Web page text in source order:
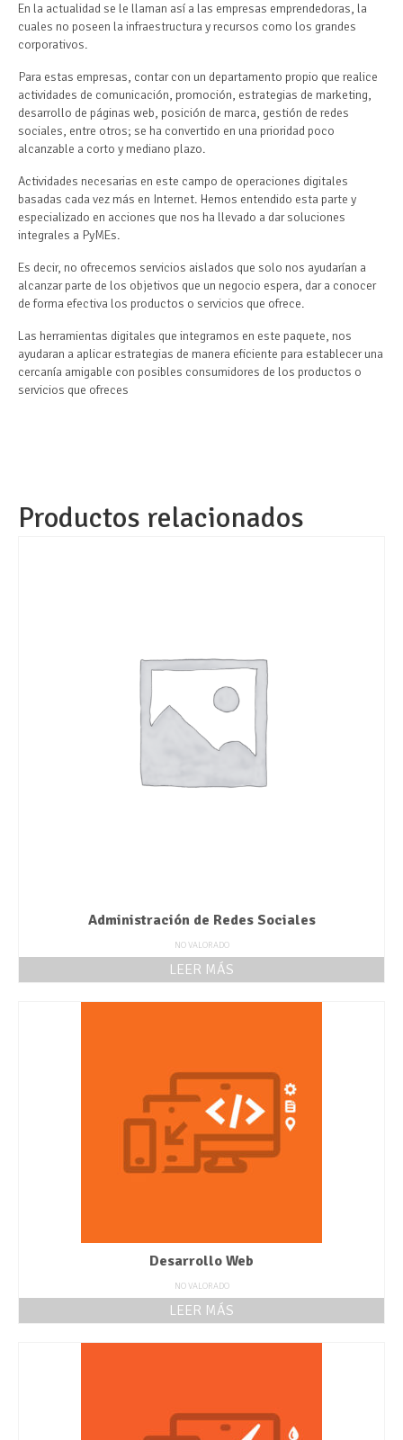
En la actualidad se le llaman así a las empresas emprendedoras, la
cuales no poseen la infraestructura y recursos como los grandes
corporativos.
Para estas empresas, contar con un departamento propio que realice
actividades de comunicación, promoción, estrategias de marketing,
desarrollo de páginas web, posición de marca, gestión de redes
sociales, entre otros; se ha convertido en una prioridad poco
alcanzable a corto y mediano plazo.
Actividades necesarias en este campo de operaciones digitales
basadas cada vez más en Internet. Hemos entendido esta parte y
especializado en acciones que nos ha llevado a dar soluciones
integrales a PyMEs.
Es decir, no ofrecemos servicios aislados que solo nos ayudarían a
alcanzar parte de los objetivos que un negocio espera, dar a conocer
de forma efectiva los productos o servicios que ofrece.
Las herramientas digitales que integramos en este paquete, nos
ayudaran a aplicar estrategias de manera eficiente para establecer una
cercanía amigable con posibles consumidores de los productos o
servicios que ofreces
Productos relacionados
Administración de Redes Sociales
NO VALORADO
LEER MÁS
Desarrollo Web
NO VALORADO
LEER MÁS